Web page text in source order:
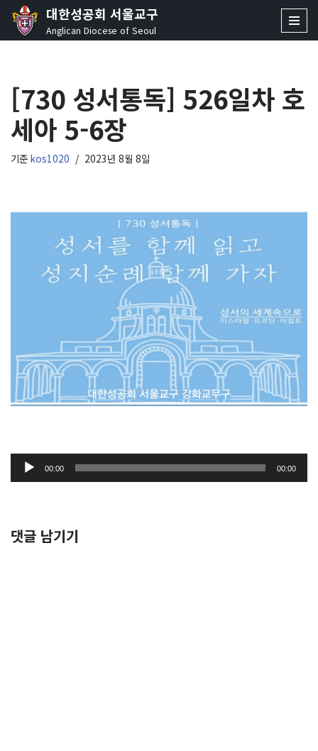
콘
로
너
뛰
기
대한성공회 서울교구
Anglican Diocese of Seoul
[730 성서통독] 526일차 호
세아 5-6장
기준 kos1020 2023년 8월 8일
레
이
00:00 00:00
댓글 남기기